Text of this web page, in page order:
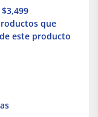
que
este producto